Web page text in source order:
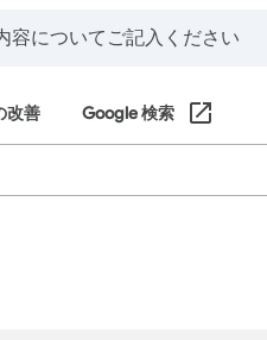
改善 Google 検索